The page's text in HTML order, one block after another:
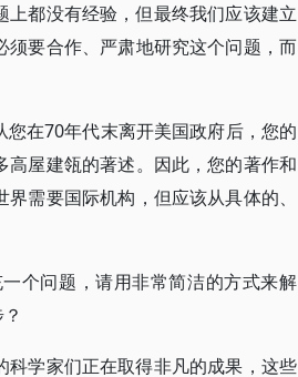
都没有经验，但最终我们应该建立
要合作、严肃地研究这个问题，而
在70年代末离开美国政府后，您的
屋建瓴的著述。因此，您的著作和
需要国际机构，但应该从具体的、
个问题，请用非常简洁的方式来解
学家们正在取得非凡的成果，这些